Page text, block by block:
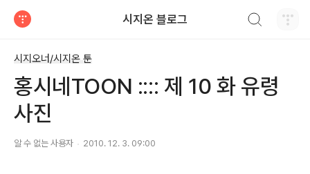
시지온 블로그
시지오너/시지온 툰
홍시네TOON :::: 제 10 화 유령
사진
알 수 없는 사용자 2010. 12. 3. 09:00